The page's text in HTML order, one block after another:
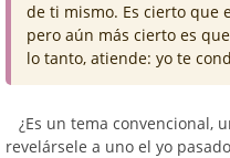
de ti mismo. Es cierto que
pero aún más cierto es
lo tanto, atiende: yo te
¿Es un tema convencional,
revelársele a uno el yo